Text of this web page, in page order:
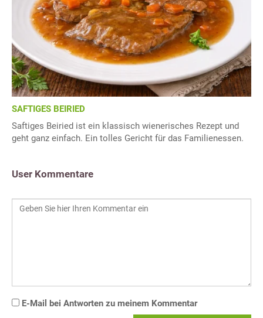
SAFTIGES BEIRIED
Saftiges Beiried ist ein klassisch wienerisches Rezept und
geht ganz einfach. Ein tolles Gericht für das Familienessen.
User Kommentare
E-Mail bei Antworten zu meinem Kommentar